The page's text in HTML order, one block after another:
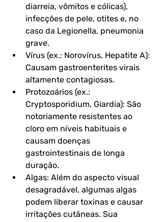
diarreia, vômitos e cólicas),
infecções de pele, otites e, no
caso da Legionella, pneumonia
grave.
Vírus (ex.: Norovírus, Hepatite A):
Causam gastroenterites virais
altamente contagiosas.
Protozoários (ex.:
Cryptosporidium, Giardia): São
notoriamente resistentes ao
cloro em níveis habituais e
causam doenças
gastrointestinais de longa
duração.
Algas: Além do aspecto visual
desagradável, algumas algas
podem liberar toxinas e causar
irritações cutâneas. Sua